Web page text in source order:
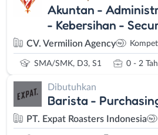
Akuntan -
- Kebersihan -
CV. Vermilion Agency
SMA/SMK, D3, S1 0 - 2
Dibutuhkan
Barista -
PT. Expat Roasters Indonesia